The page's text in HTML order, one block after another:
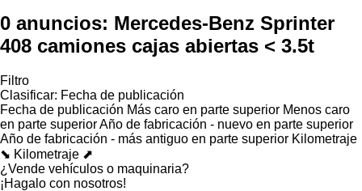
0 anuncios: Mercedes-Benz Sprinter
408 camiones cajas abiertas < 3.5t
Filtro
Clasificar: Fecha de publicación
Fecha de publicación Más caro en parte superior Menos caro
en parte superiorAño de fabricación - nuevo en parte superior
Año de fabricación - más antiguo en parte superior Kilometraje
⬊ Kilometraje ⬈
¿Vende vehículos o maquinaria?
¡Hagalo con nosotros!